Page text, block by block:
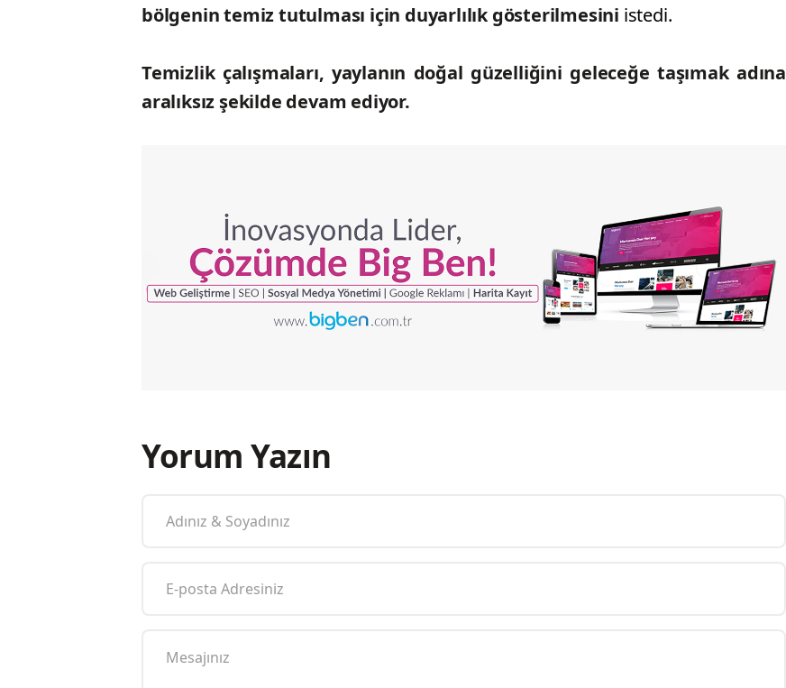
bölgenin temiz tutulması için duyarlılık gösterilmesini istedi.
Temizlik çalışmaları, yaylanın doğal güzelliğini geleceğe taşımak adına
aralıksız şekilde devam ediyor.
Yorum Yazın